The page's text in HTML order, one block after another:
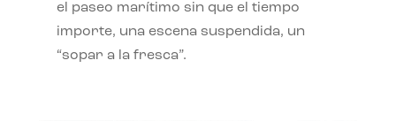
el paseo marítimo sin que el tiempo
importe, una escena suspendida, un
“sopar a la fresca”.